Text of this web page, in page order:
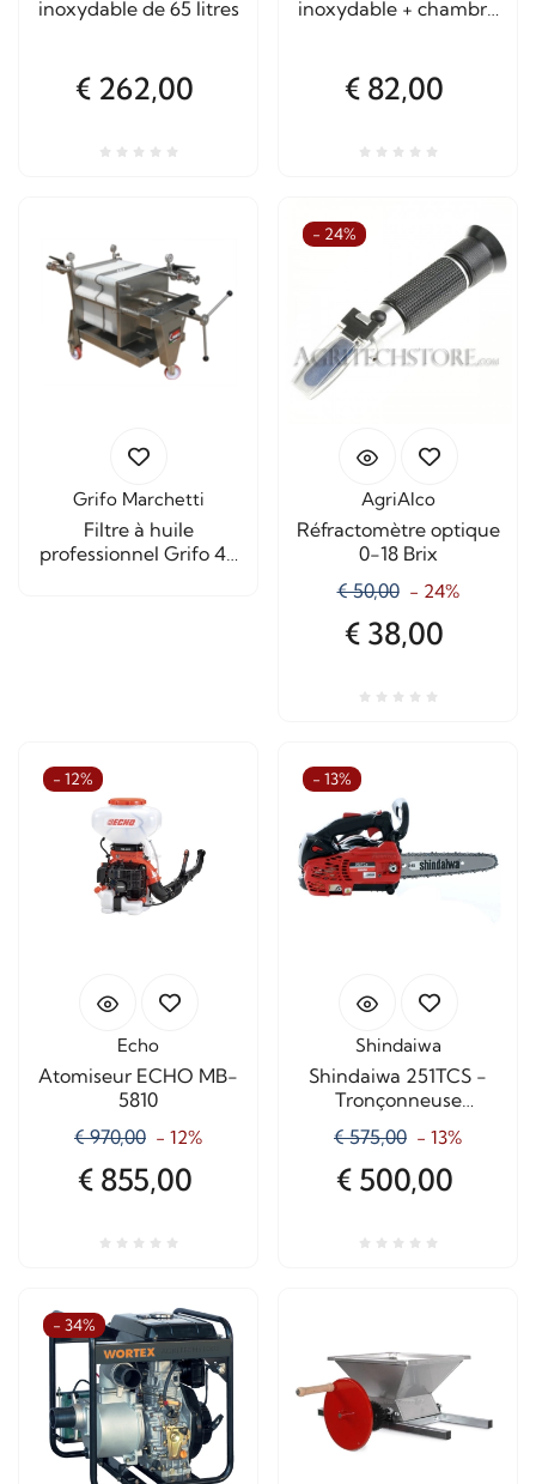
inoxydable de 65 litres
€ 262,00
inoxydable + chambre
€ 82,00
Grifo Marchetti
Filtre à huile
professionnel Grifo 40
- 24%
AgriAlco
Réfractomètre optique
0-18 Brix
€ 50,00 - 24%
€ 38,00
- 12%
Echo
Atomiseur ECHO MB-
5810
€ 970,00 - 12%
€ 855,00
- 13%
Shindaiwa
Shindaiwa 251TCS -
Tronçonneuse
Lame de 20 cm
€ 575,00 - 13%
€ 500,00
- 34%